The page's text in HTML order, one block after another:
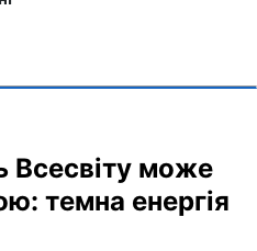
Всесвіту може
темна енергія